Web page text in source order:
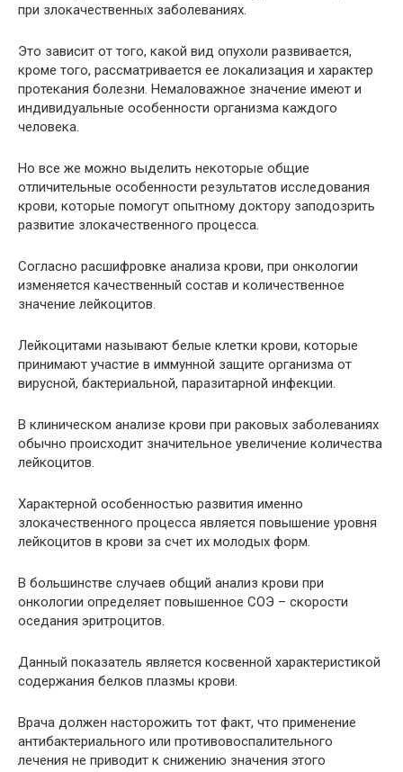
при злокачественных заболеваниях.
Это зависит от того, какой вид опухоли развивается,
кроме того, рассматривается ее локализация и характер
протекания болезни. Немаловажное значение имеют и
индивидуальные особенности организма каждого
человека.
Но все же можно выделить некоторые общие
отличительные особенности результатов исследования
крови, которые помогут опытному доктору заподозрить
развитие злокачественного процесса.
Согласно расшифровке анализа крови, при онкологии
изменяется качественный состав и количественное
значение лейкоцитов.
Лейкоцитами называют белые клетки крови, которые
принимают участие в иммунной защите организма от
вирусной, бактериальной, паразитарной инфекции.
В клиническом анализе крови при раковых заболеваниях
обычно происходит значительное увеличение количества
лейкоцитов.
Характерной особенностью развития именно
злокачественного процесса является повышение уровня
лейкоцитов в крови за счет их молодых форм.
В большинстве случаев общий анализ крови при
онкологии определяет повышенное СОЭ – скорости
оседания эритроцитов.
Данный показатель является косвенной характеристикой
содержания белков плазмы крови.
Врача должен насторожить тот факт, что применение
антибактериального или противовоспалительного
лечения не приводит к снижению значения этого